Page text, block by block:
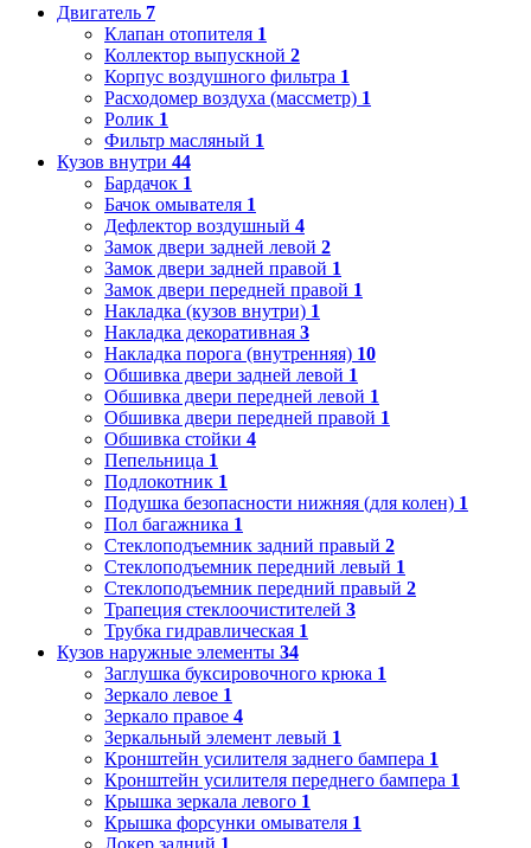
Двигатель 7
Клапан отопителя 1
Коллектор выпускной 2
Корпус воздушного фильтра 1
Расходомер воздуха (массметр) 1
Ролик 1
Фильтр масляный 1
Кузов внутри 44
Бардачок 1
Бачок омывателя 1
Дефлектор воздушный 4
Замок двери задней левой 2
Замок двери задней правой 1
Замок двери передней правой 1
Накладка (кузов внутри) 1
Накладка декоративная 3
Накладка порога (внутренняя) 10
Обшивка двери задней левой 1
Обшивка двери передней левой 1
Обшивка двери передней правой 1
Обшивка стойки 4
Пепельница 1
Подлокотник 1
Подушка безопасности нижняя (для колен) 1
Пол багажника 1
Стеклоподъемник задний правый 2
Стеклоподъемник передний левый 1
Стеклоподъемник передний правый 2
Трапеция стеклоочистителей 3
Трубка гидравлическая 1
Кузов наружные элементы 34
Заглушка буксировочного крюка 1
Зеркало левое 1
Зеркало правое 4
Зеркальный элемент левый 1
Кронштейн усилителя заднего бампера 1
Кронштейн усилителя переднего бампера 1
Крышка зеркала левого 1
Крышка форсунки омывателя 1
Локер задний 1